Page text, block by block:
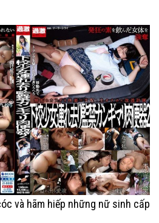
và hãm hiếp những nữ sinh cấp